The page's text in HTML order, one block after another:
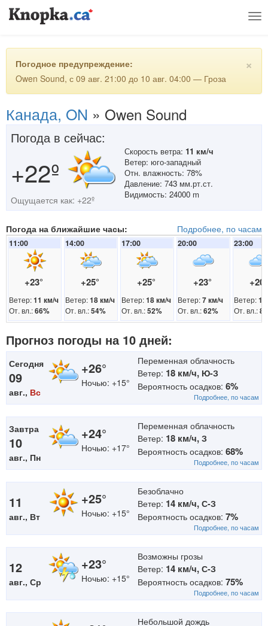
×
Погодное предупреждение:
Owen Sound, с 09 авг. 21:00 до 10 авг. 04:00 — Гроза
Канада, ON » Owen Sound
Погода в сейчас:
+22º
Ощущается как: +22º
Скорость ветра: 11 км/ч
Ветер: юго-западный
Отн. влажность: 78%
Давление: 743 мм.рт.ст.
Видимость: 24000 m
Погода на ближайшие часы: Подробнее, по часам
11:00
+23°
Ветер:11 км/ч
От. вл.:66%
14:00
+25°
Ветер:18 км/ч
От. вл.:54%
17:00
+25°
Ветер:18 км/ч
От. вл.:52%
20:00
+23°
Ветер:7 км/ч
От. вл.:62%
23:00
Ветер:
От. вл.:
Прогноз погоды на 10 дней:
Сегодня
09
авг., Вс
+26°
Ночью: +15°
Переменная облачность
Ветер: 18 км/ч, Ю-З
Вероятность осадков: 6%
Подробнее, по часам
Завтра
10
авг., Пн
+24°
Ночью: +17°
Переменная облачность
Ветер: 18 км/ч, З
Вероятность осадков: 68%
Подробнее, по часам
11
авг., Вт
+25°
Ночью: +15°
Безоблачно
Ветер: 14 км/ч, С-З
Вероятность осадков: 7%
Подробнее, по часам
12
авг., Ср
+23°
Ночью: +15°
Возможны грозы
Ветер: 14 км/ч, С-З
Вероятность осадков: 75%
Подробнее, по часам
Небольшой дождь